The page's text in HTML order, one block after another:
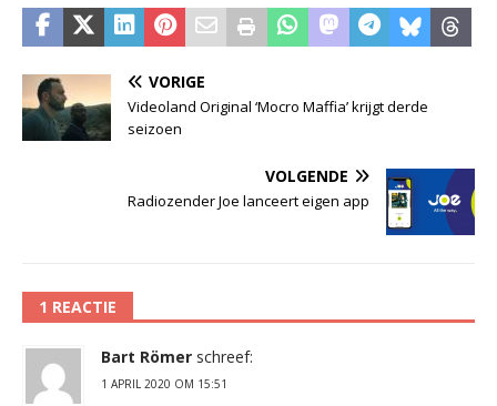
VORIGE
Videoland Original ‘Mocro Maffia’ krijgt derde
seizoen
VOLGENDE
Radiozender Joe lanceert eigen app
1 REACTIE
Bart Römer schreef:
1 APRIL 2020 OM 15:51